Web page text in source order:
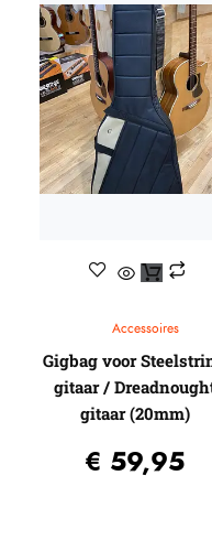
Baton Rouge
Randon
Reis gitaren
Beginners gitaren
Beginners gitaren
Elixir
Knobloch
Stemapparaten
Guitar straps
Gitaartassen / koffers / Gig-
Standaards
Headway Music Audio
Accessoires
Gigbag voor
gitaar /
gitaar (20mm)
€ 59,95